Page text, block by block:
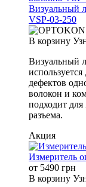
Визуальный
VSP-03-250
В корзину
Визуальный
дефектов
волокон и
подходит
разъема.
Акция
Измеритель
от 5490 грн
В корзину